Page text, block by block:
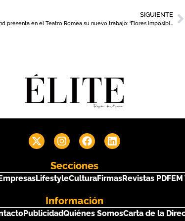
SIGUIENTE
Second presenta en el Teatro Romea su nuevo trabajo: ‘Flores imposibles’
Secciones
LifestyleCulturaFirmasRevistas PDFEM
Información
PublicidadQuiénes SomosCarta de la